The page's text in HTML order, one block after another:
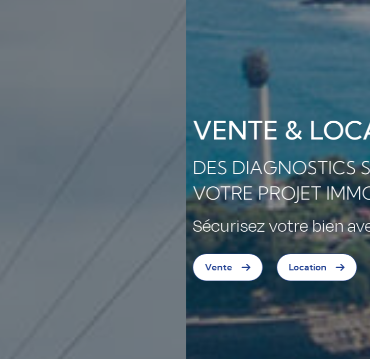
VENTE & LOCATION :
DES DIAGNOSTICS SUR MESURE POUR
VOTRE PROJET IMMOBILIER
Sécurisez votre bien avec des diagnostics fiables